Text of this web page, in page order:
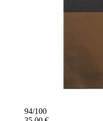
94/100